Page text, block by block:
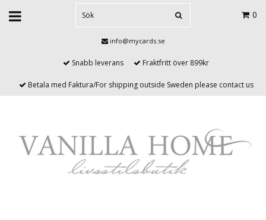
0
info@mycards.se
Snabb leverans Fraktfritt över 899kr
Betala med Faktura/For shipping outside Sweden please contact us